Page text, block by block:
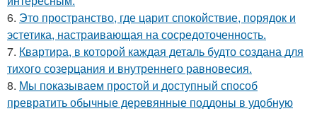
6. Это пространство, где царит спокойствие, порядок и
эстетика, настраивающая на сосредоточенность.
7. Квартира, в которой каждая деталь будто создана для
тихого созерцания и внутреннего равновесия.
8. Мы показываем простой и доступный способ
превратить обычные деревянные поддоны в удобную